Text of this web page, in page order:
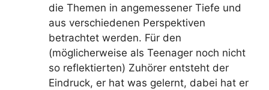
die Themen in angemessener Tiefe und
aus verschiedenen Perspektiven
betrachtet werden. Für den
(möglicherweise als Teenager noch nicht
so reflektierten) Zuhörer entsteht der
Eindruck, er hat was gelernt, dabei hat er